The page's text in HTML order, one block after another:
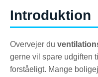
Introduktion
Overvejer du
gerne vil spare udgiften
forståeligt. Mange